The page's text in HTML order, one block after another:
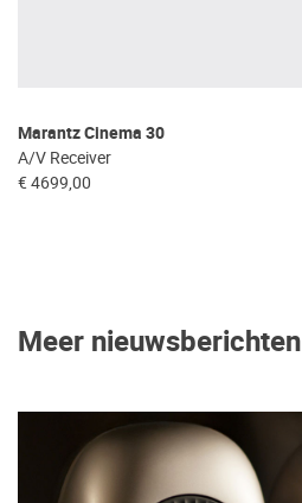
Marantz Cinema 30
A/V Receiver
€ 4699,00
Meer nieuwsberichten